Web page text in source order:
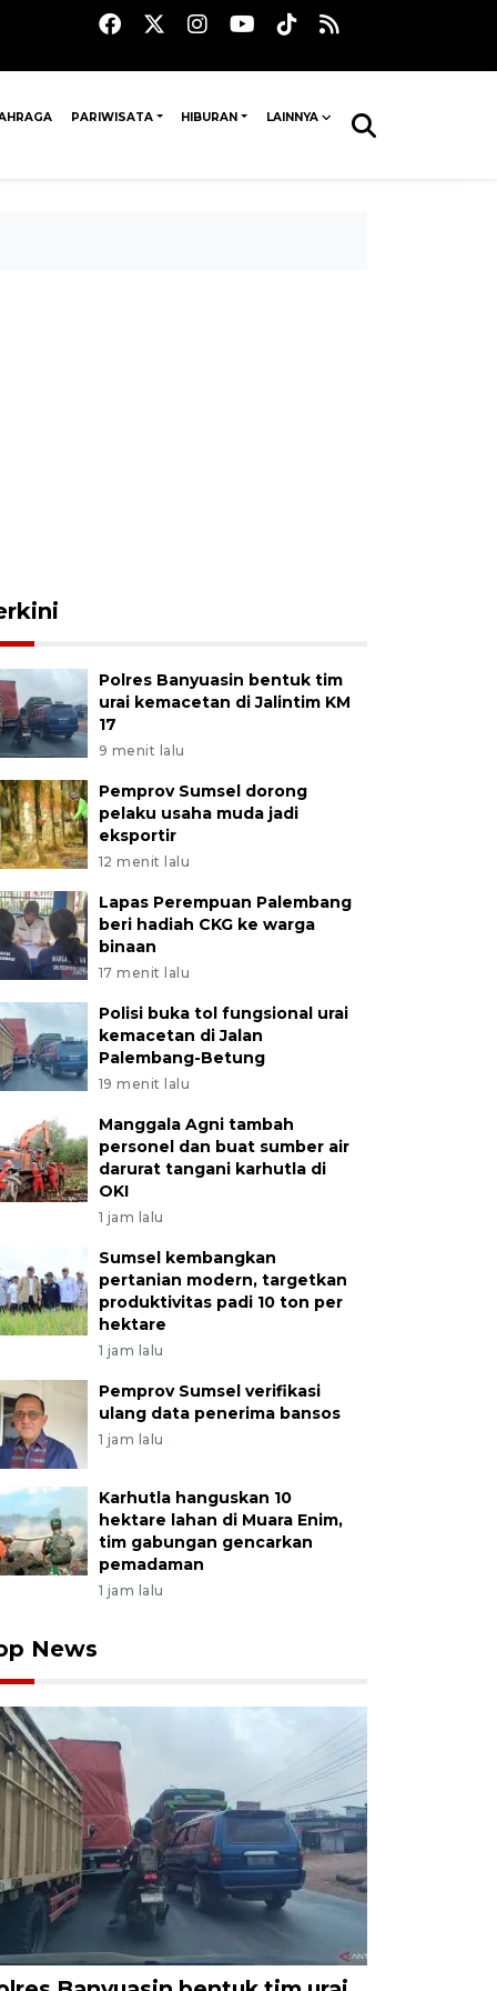
PARIWISATA HIBURAN LAINNYA
Polres Banyuasin bentuk tim
urai kemacetan di Jalintim KM
17
9 menit lalu
Pemprov Sumsel dorong
pelaku usaha muda jadi
eksportir
12 menit lalu
Lapas Perempuan Palembang
beri hadiah CKG ke warga
binaan
17 menit lalu
Polisi buka tol fungsional urai
kemacetan di Jalan
Palembang-Betung
19 menit lalu
Manggala Agni tambah
personel dan buat sumber air
darurat tangani karhutla di
OKI
1 jam lalu
Sumsel kembangkan
pertanian modern, targetkan
produktivitas padi 10 ton per
hektare
1 jam lalu
Pemprov Sumsel verifikasi
ulang data penerima bansos
1 jam lalu
Karhutla hanguskan 10
hektare lahan di Muara Enim,
tim gabungan gencarkan
pemadaman
1 jam lalu
News